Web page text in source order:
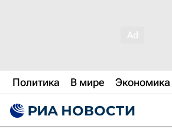
Политика В мире Экономика